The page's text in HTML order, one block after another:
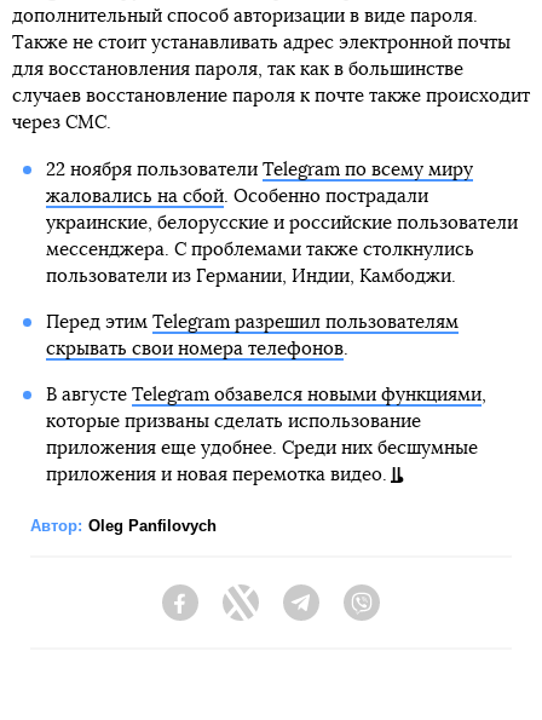
дополнительный способ авторизации в виде пароля.
Также не стоит устанавливать адрес электронной почты
для восстановления пароля, так как в большинстве
случаев восстановление пароля к почте также происходит
через СМС.
22 ноября пользователи Telegram по всему миру
жаловались на сбой. Особенно пострадали
украинские, белорусские и российские пользователи
мессенджера. С проблемами также столкнулись
пользователи из Германии, Индии, Камбоджи.
Перед этим Telegram разрешил пользователям
скрывать свои номера телефонов.
В августе Telegram обзавелся новыми функциями,
которые призваны сделать использование
приложения еще удобнее. Среди них бесшумные
приложения и новая перемотка видео.
Автор: Oleg Panfilovych
FacebookTwitter Telegram